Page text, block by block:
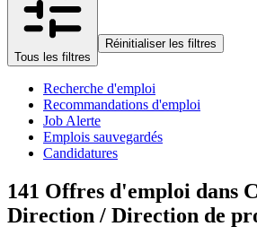
Tous les filtres
Réinitialiser les filtres
Recherche d'emploi
Recommandations d'emploi
Job Alerte
Emplois sauvegardés
Candidatures
141 Offres d'emploi dans
Direction / Direction de